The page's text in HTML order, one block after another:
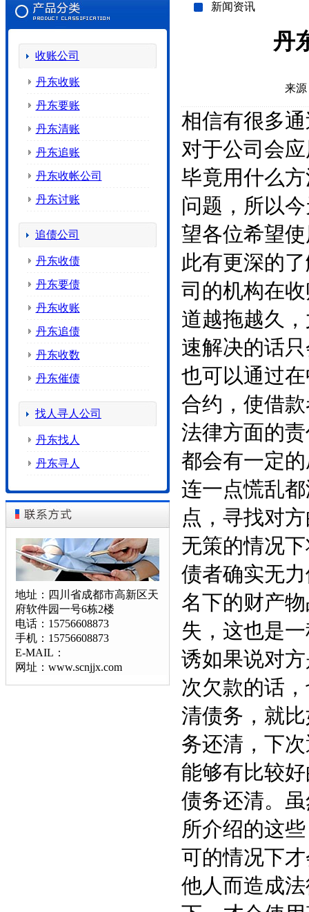
收账公司
丹东收账
丹东要账
丹东清账
丹东追账
丹东收帐公司
丹东讨账
追债公司
丹东收债
丹东要债
丹东收账
丹东追债
丹东收数
丹东催债
找人寻人公司
丹东找人
丹东寻人
地址：四川省成都市高新区天
府软件园一号6栋2楼
电话：15756608873
手机：15756608873
E-MAIL：
网址：www.scnjjx.com
新闻资讯
丹
来源
相信有很多
对于公司会
毕竟用什么
问题，所以
望各位希望
此有更深的
司的机构在
道越拖越久
速解决的话
也可以通过
合约，使借
法律方面的
都会有一定
连一点慌乱
点，寻找对
无策的情况
债者确实无
名下的财产
失，这也是
诱如果说对
次欠款的话
清债务，就
务还清，下
能够有比较
债务还清。
所介绍的这
可的情况下
他人而造成